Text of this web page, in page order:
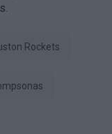
Rockets